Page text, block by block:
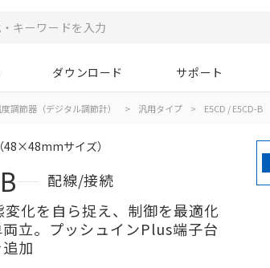
ダウンロード サポート
調節器（デジタル調節計） > 汎用タイプ > E5CD / E5CD-B
48×48mmサイズ）
配線/接続
化を自ら捉え、制御を最適化
立。プッシュインPlus端子台
加